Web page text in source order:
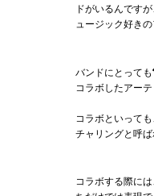
ドがいるんです
ュージック好き
バンドにとっても
コラボしたアー
コラボといって
チャリングと呼
コラボする際に